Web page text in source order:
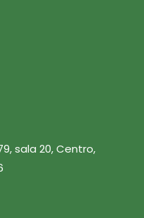
sala 20, Centro,